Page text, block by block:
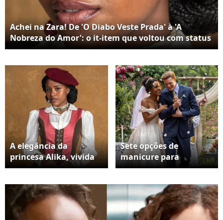
Achei na Zara! De 'O Diabo Veste Prada' à 'A
Nobreza do Amor': o it-item que voltou com status
de luxo e rejuvenesce qualquer look; veja como
A elegância da
princesa Alika, vivida
por Duda Santos em
prova que a boina
pode transformar até
os looks mais simples
Sete opções de
manicure para
convidadas de
unhas mais em alta
neste Outono 2026